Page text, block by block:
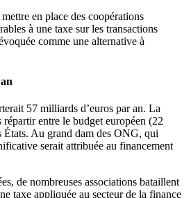
en place des coopérations
à une taxe sur les transactions
comme une alternative à
57 milliards d’euros par an. La
entre le budget européen (22
États. Au grand dam des ONG, qui
serait attribuée au financement
de nombreuses associations bataillent
taxe appliquée au secteur de la finance